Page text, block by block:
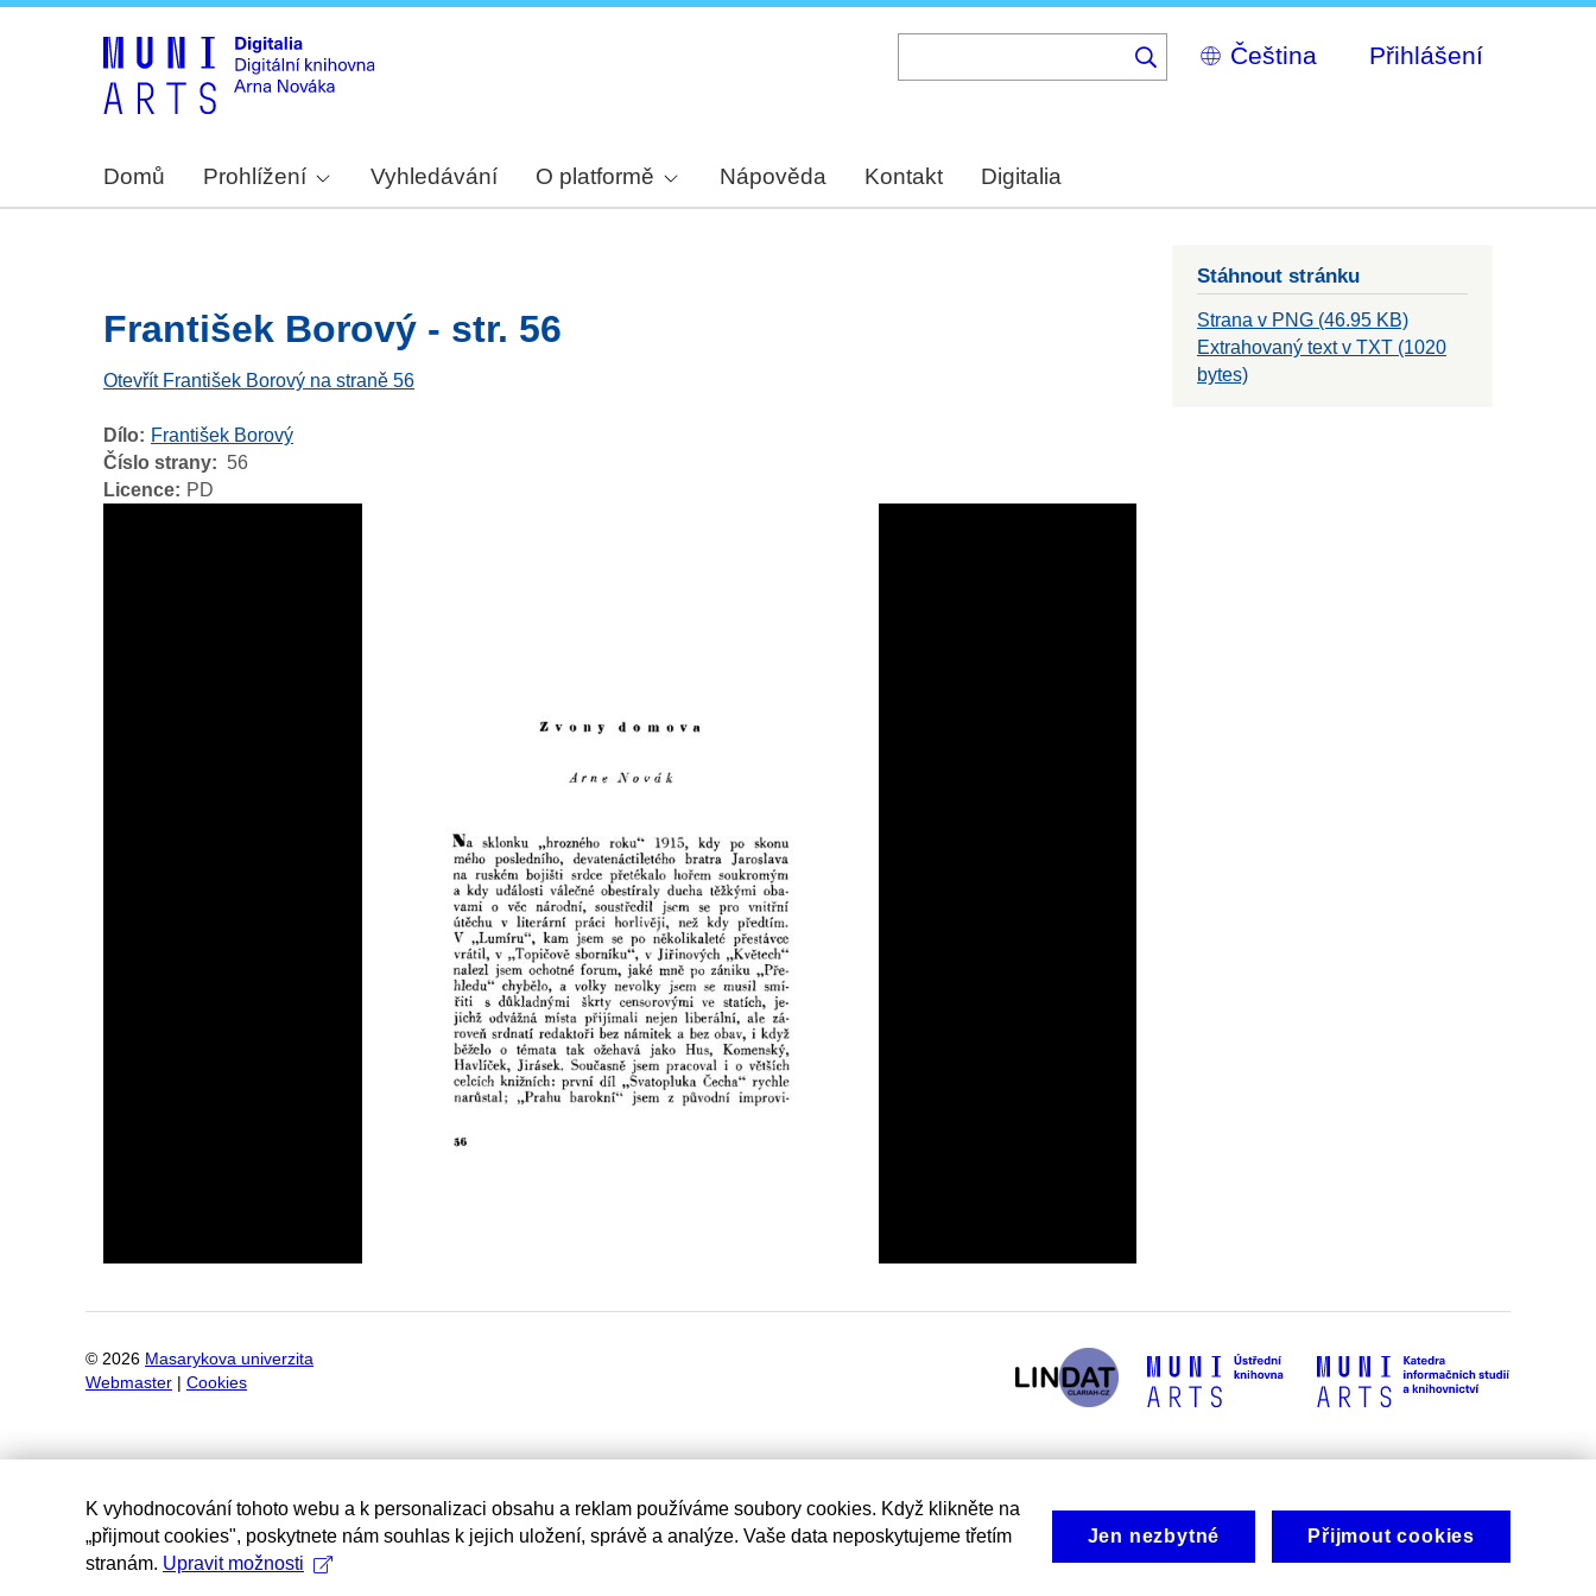
Select
your
Přihlášení
Domů Prohlížení Vyhledávání O platformě Nápověda Kontakt Digitalia
František Borový - str. 56
Otevřít František Borový na straně 56
Dílo
František Borový
Číslo strany
56
Licence
PD
Stáhnout stránku
Strana v PNG (46.95 KB)
Extrahovaný text v TXT (1020
bytes)
© 2026 Masarykova univerzita
Webmaster
Cookies
K vyhodnocování tohoto webu a k personalizaci obsahu a reklam používáme soubory cookies. Když klikněte na
„přijmout cookies", poskytnete nám souhlas k jejich uložení, správě a analýze. Vaše data neposkytujeme třetím
stranám. Upravit možnosti
Jen nezbytné Přijmout cookies